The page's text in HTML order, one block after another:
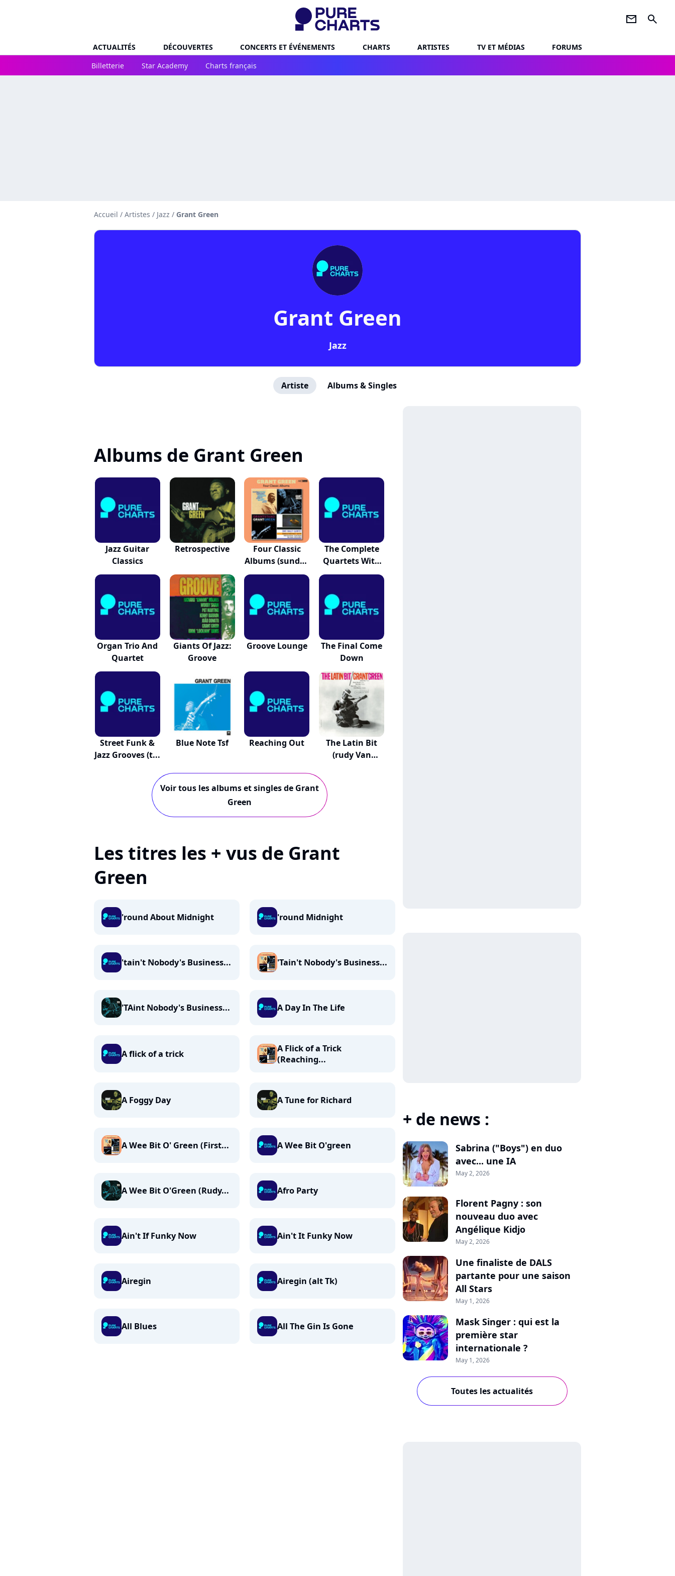
newsletter search
ACTUALITÉS DÉCOUVERTES CONCERTS ET ÉVÉNEMENTS CHARTS ARTISTES TV ET MÉDIAS
FORUMS
Billetterie
Star Academy Charts français
Accueil / Artistes / Jazz / Grant Green
Grant Green
Jazz
Artiste Albums & Singles
Albums de Grant Green
Jazz Guitar
Classics
Retrospective
Four Classic
Albums (sunday
M...
The Complete
Quartets With
So...
Organ Trio And
Quartet
Giants Of Jazz:
Groove
Groove Lounge
The Final Come
Down
Street Funk &
Jazz Grooves (t...
Blue Note Tsf Reaching Out
The Latin Bit
(rudy Van
Voir tous les albums et singles de Grant
Green
Les titres les + vus de Grant
Green
'round About Midnight 'round Midnight
'tain't Nobody's Business... 'Tain't Nobody's Business...
'TAint Nobody's Business... A Day In The Life
A flick of a trick
A Flick of a Trick
(Reaching...
A Foggy Day A Tune for Richard
A Wee Bit O' Green (First... A Wee Bit O'green
A Wee Bit O'Green (Rudy... Afro Party
Ain't If Funky Now Ain't It Funky Now
Airegin Airegin (alt Tk)
All Blues All The Gin Is Gone
+ de news :
Sabrina ("Boys") en duo
avec... une IA
May 2, 2026
Florent Pagny : son
nouveau duo avec
Angélique Kidjo
May 2, 2026
Une finaliste de DALS
partante pour une saison
All Stars
May 1, 2026
Mask Singer : qui est la
première star
internationale ?
May 1, 2026
Toutes les actualités